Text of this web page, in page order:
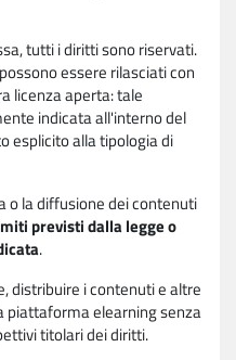
tutti i diritti sono riservati.
essere rilasciati con
licenza aperta: tale
indicata all'interno del
esplicito alla tipologia di
o la diffusione dei contenuti
previsti dalla legge o
.
distribuire i contenuti e altre
piattaforma elearning senza
titolari dei diritti.